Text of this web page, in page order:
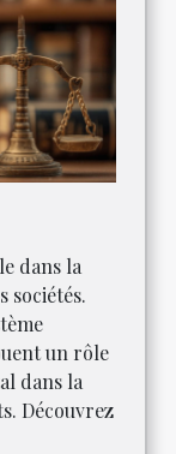
dans la
sociétés.
un rôle
dans la
Découvrez